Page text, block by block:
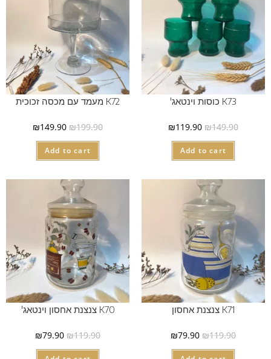
K73 כוסות וינטאג'
₪149.90
₪119.90
Add to cart
K72 מעמד עם מכסה זכוכית
₪199.90
₪149.90
Add to cart
K71 צנצנת אחסון
₪119.90
₪79.90
K70 צנצנת אחסון וינטאג'
₪119.90
₪79.90